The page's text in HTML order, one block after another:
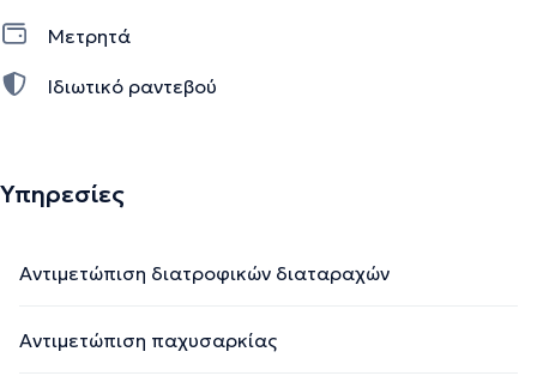
Μετρητά
Ιδιωτικό ραντεβού
Υπηρεσίες
Αντιμετώπιση διατροφικών διαταραχών
Αντιμετώπιση παχυσαρκίας